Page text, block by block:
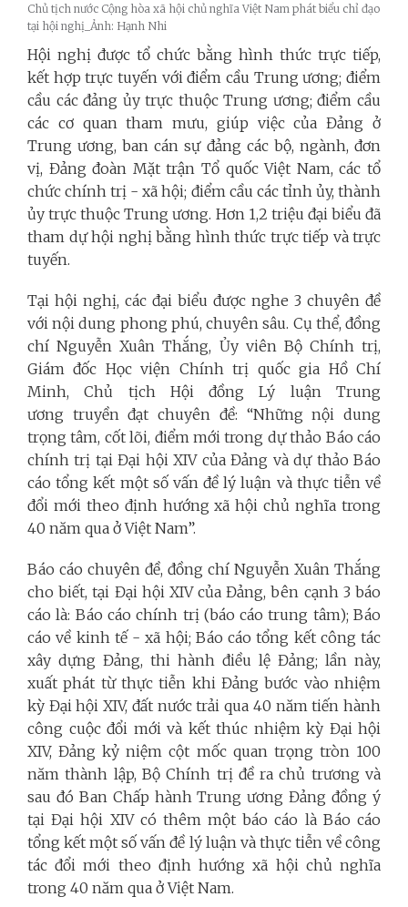
Chủ tịch nước Cộng hòa xã hội chủ nghĩa Việt Nam phát biểu chỉ đạo
tại hội nghị_Ảnh: Hạnh Nhi
Hội nghị được tổ chức bằng hình thức trực tiếp,
kết hợp trực tuyến với điểm cầu Trung ương; điểm
cầu các đảng ủy trực thuộc Trung ương; điểm cầu
các cơ quan tham mưu, giúp việc của Đảng ở
Trung ương, ban cán sự đảng các bộ, ngành, đơn
vị, Đảng đoàn Mặt trận Tổ quốc Việt Nam, các tổ
chức chính trị - xã hội; điểm cầu các tỉnh ủy, thành
ủy trực thuộc Trung ương. Hơn 1,2 triệu đại biểu đã
tham dự hội nghị bằng hình thức trực tiếp và trực
tuyến.
Tại hội nghị, các đại biểu được nghe 3 chuyên đề
với nội dung phong phú, chuyên sâu. Cụ thể, đồng
chí Nguyễn Xuân Thắng, Ủy viên Bộ Chính trị,
Giám đốc Học viện Chính trị quốc gia Hồ Chí
Minh, Chủ tịch Hội đồng Lý luận Trung
ương truyền đạt chuyên đề: “Những nội dung
trọng tâm, cốt lõi, điểm mới trong dự thảo Báo cáo
chính trị tại Đại hội XIV của Đảng và dự thảo Báo
cáo tổng kết một số vấn đề lý luận và thực tiễn về
đổi mới theo định hướng xã hội chủ nghĩa trong
40 năm qua ở Việt Nam”.
Báo cáo chuyên đề, đồng chí Nguyễn Xuân Thắng
cho biết, tại Đại hội XIV của Đảng, bên cạnh 3 báo
cáo là: Báo cáo chính trị (báo cáo trung tâm); Báo
cáo về kinh tế - xã hội; Báo cáo tổng kết công tác
xây dựng Đảng, thi hành điều lệ Đảng; lần này,
xuất phát từ thực tiễn khi Đảng bước vào nhiệm
kỳ Đại hội XIV, đất nước trải qua 40 năm tiến hành
công cuộc đổi mới và kết thúc nhiệm kỳ Đại hội
XIV, Đảng kỷ niệm cột mốc quan trọng tròn 100
năm thành lập, Bộ Chính trị đề ra chủ trương và
sau đó Ban Chấp hành Trung ương Đảng đồng ý
tại Đại hội XIV có thêm một báo cáo là Báo cáo
tổng kết một số vấn đề lý luận và thực tiễn về công
tác đổi mới theo định hướng xã hội chủ nghĩa
trong 40 năm qua ở Việt Nam.